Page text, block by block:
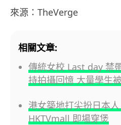
來源：TheVerge
相關文章:
傳統女校 Last day 禁
持拍攝回憶 大量學生
港女築地打尖扮日本
HKTVmall 即場穿煲